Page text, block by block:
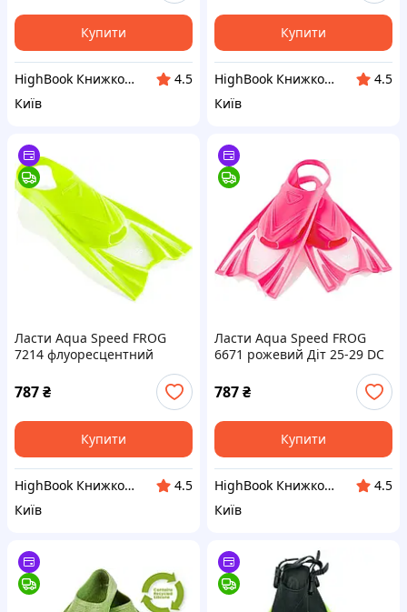
Купити
HighBook Книжкова крамниця
4.5
Київ
Купити
HighBook Книжкова крамниця
4.5
Київ
Ласти Aqua Speed FROG
7214 флуоресцентний
787₴
Купити
HighBook Книжкова крамниця
4.5
Київ
Ласти Aqua Speed FROG
6671 рожевий Діт 25-29 DC
787₴
Купити
HighBook Книжкова крамниця
4.5
Київ